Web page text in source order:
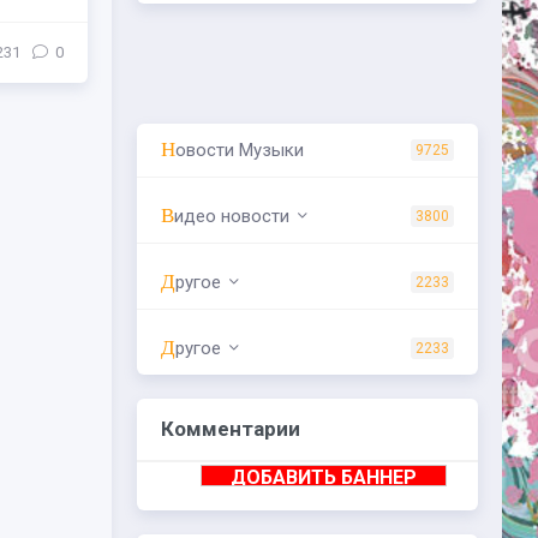
0
Новости Музыки 9725
Видео новости 3800
Другое 2233
Другое 2233
Комментарии
ДОБАВИТЬ БАННЕР